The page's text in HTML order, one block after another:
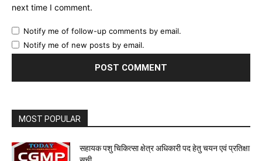
next time I comment.
Notify me of follow-up comments by email.
Notify me of new posts by email.
MOST POPULAR
सहायक पशु चिकित्सा क्षेत्र अधिकारी पद हेतु चयन एवं प्रतिक्षा